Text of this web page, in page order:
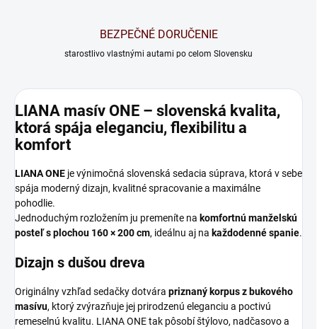
BEZPEČNÉ DORUČENIE
starostlivo vlastnými autami po celom Slovensku
LIANA masív ONE – slovenská kvalita,
ktorá spája eleganciu, flexibilitu a
komfort
LIANA ONE je výnimočná slovenská sedacia súprava, ktorá v sebe
spája moderný dizajn, kvalitné spracovanie a maximálne
pohodlie.
Jednoduchým rozložením ju premeníte na komfortnú manželskú
posteľ s plochou 160 × 200 cm, ideálnu aj na každodenné spanie.
Dizajn s dušou dreva
Originálny vzhľad sedačky dotvára priznaný korpus z bukového
masívu, ktorý zvýrazňuje jej prirodzenú eleganciu a poctivú
remeselnú kvalitu. LIANA ONE tak pôsobí štýlovo, nadčasovo a